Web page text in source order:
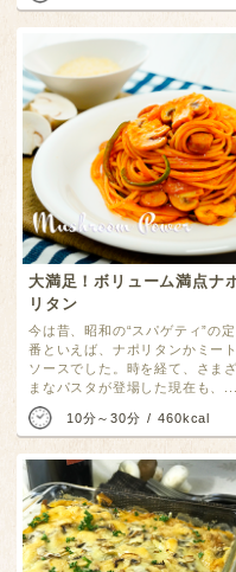
大満足！ボリューム満点ナ
リタン
今は昔、昭和の“スパゲティ”の定
番といえば、ナポリタンかミート
ソースでした。時を経て、さまざ
まなパスタが登場した現在も、...
10分～30分 460kcal